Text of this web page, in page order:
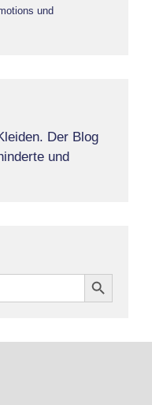
und
Der Blog
und
Search Button